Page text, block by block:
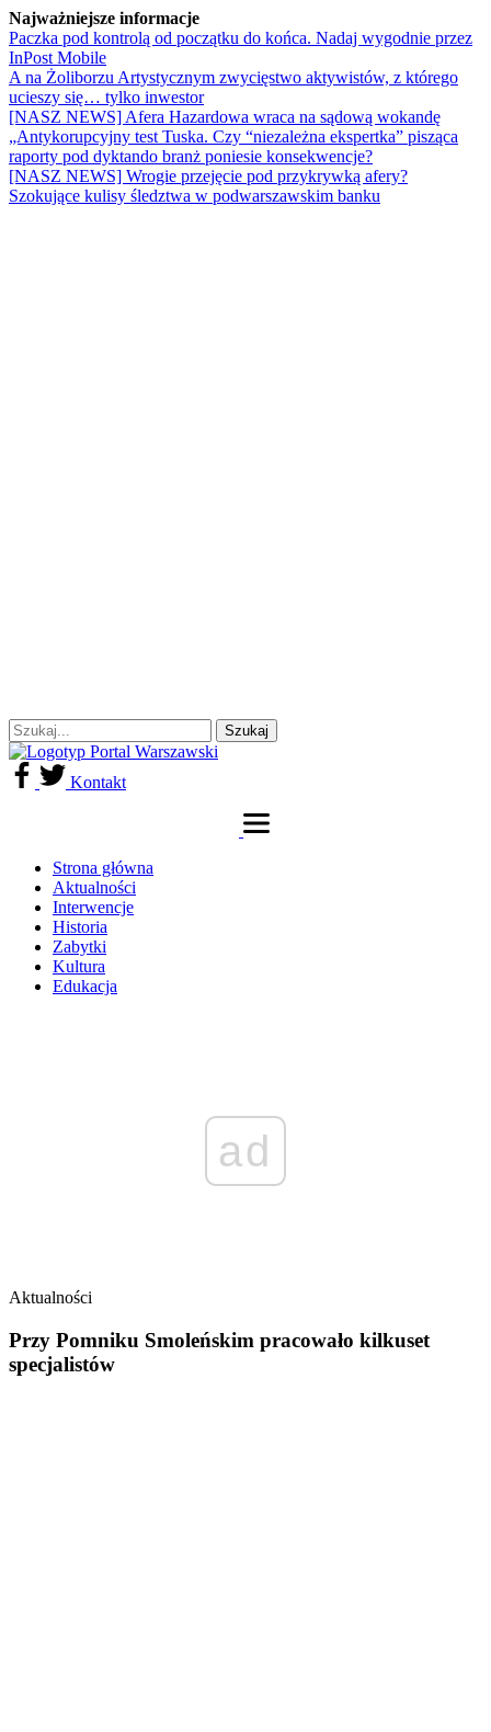
Najważniejsze informacje
Paczka pod kontrolą od początku do końca. Nadaj wygodnie przez
InPost Mobile
A na Żoliborzu Artystycznym zwycięstwo aktywistów, z którego
ucieszy się… tylko inwestor
[NASZ NEWS] Afera Hazardowa wraca na sądową wokandę
„Antykorupcyjny test Tuska. Czy “niezależna ekspertka” pisząca
raporty pod dyktando branż poniesie konsekwencje?
[NASZ NEWS] Wrogie przejęcie pod przykrywką afery?
Szokujące kulisy śledztwa w podwarszawskim banku
Kontakt
Strona główna
Aktualności
Interwencje
Historia
Zabytki
Kultura
Edukacja
ad
Aktualności
Przy Pomniku Smoleńskim pracowało kilkuset
specjalistów